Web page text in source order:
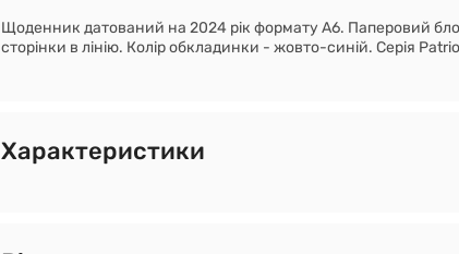
Щоденник датований на 2024 рік формату А6. Паперовий
сторінки в лінію. Колір обкладинки - жовто-синій. Серія
Характеристики